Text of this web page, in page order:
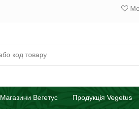
Магазини Вегетус Продукція Vegetus